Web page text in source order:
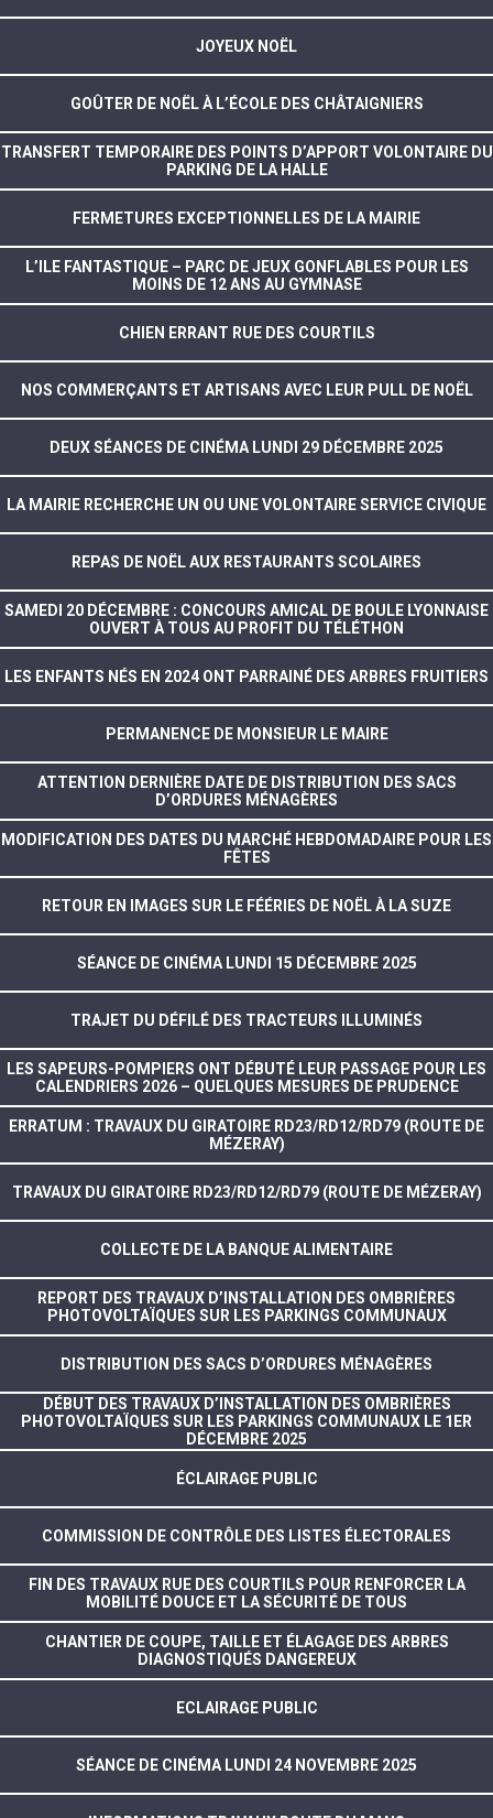
JOYEUX NOËL
GOÛTER DE NOËL À L’ÉCOLE DES CHÂTAIGNIERS
TRANSFERT TEMPORAIRE DES POINTS D’APPORT VOLONTAIRE DU
PARKING DE LA HALLE
FERMETURES EXCEPTIONNELLES DE LA MAIRIE
L’ILE FANTASTIQUE – PARC DE JEUX GONFLABLES POUR LES
MOINS DE 12 ANS AU GYMNASE
CHIEN ERRANT RUE DES COURTILS
NOS COMMERÇANTS ET ARTISANS AVEC LEUR PULL DE NOËL
DEUX SÉANCES DE CINÉMA LUNDI 29 DÉCEMBRE 2025
LA MAIRIE RECHERCHE UN OU UNE VOLONTAIRE SERVICE CIVIQUE
REPAS DE NOËL AUX RESTAURANTS SCOLAIRES
SAMEDI 20 DÉCEMBRE : CONCOURS AMICAL DE BOULE LYONNAISE
OUVERT À TOUS AU PROFIT DU TÉLÉTHON
LES ENFANTS NÉS EN 2024 ONT PARRAINÉ DES ARBRES FRUITIERS
PERMANENCE DE MONSIEUR LE MAIRE
ATTENTION DERNIÈRE DATE DE DISTRIBUTION DES SACS
D’ORDURES MÉNAGÈRES
MODIFICATION DES DATES DU MARCHÉ HEBDOMADAIRE POUR LES
FÊTES
RETOUR EN IMAGES SUR LE FÉÉRIES DE NOËL À LA SUZE
SÉANCE DE CINÉMA LUNDI 15 DÉCEMBRE 2025
TRAJET DU DÉFILÉ DES TRACTEURS ILLUMINÉS
LES SAPEURS-POMPIERS ONT DÉBUTÉ LEUR PASSAGE POUR LES
CALENDRIERS 2026 – QUELQUES MESURES DE PRUDENCE
ERRATUM : TRAVAUX DU GIRATOIRE RD23/RD12/RD79 (ROUTE DE
MÉZERAY)
TRAVAUX DU GIRATOIRE RD23/RD12/RD79 (ROUTE DE MÉZERAY)
COLLECTE DE LA BANQUE ALIMENTAIRE
REPORT DES TRAVAUX D’INSTALLATION DES OMBRIÈRES
PHOTOVOLTAÏQUES SUR LES PARKINGS COMMUNAUX
DISTRIBUTION DES SACS D’ORDURES MÉNAGÈRES
DÉBUT DES TRAVAUX D’INSTALLATION DES OMBRIÈRES
PHOTOVOLTAÏQUES SUR LES PARKINGS COMMUNAUX LE 1ER
DÉCEMBRE 2025
ÉCLAIRAGE PUBLIC
COMMISSION DE CONTRÔLE DES LISTES ÉLECTORALES
FIN DES TRAVAUX RUE DES COURTILS POUR RENFORCER LA
MOBILITÉ DOUCE ET LA SÉCURITÉ DE TOUS
CHANTIER DE COUPE, TAILLE ET ÉLAGAGE DES ARBRES
DIAGNOSTIQUÉS DANGEREUX
ECLAIRAGE PUBLIC
SÉANCE DE CINÉMA LUNDI 24 NOVEMBRE 2025